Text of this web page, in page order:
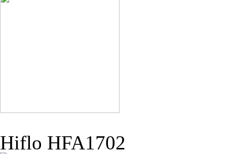
Hiflo HFA1702